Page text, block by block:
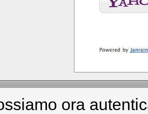
ora